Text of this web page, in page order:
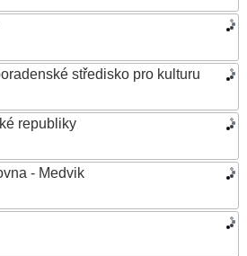
středisko pro kulturu
republiky
- Medvik